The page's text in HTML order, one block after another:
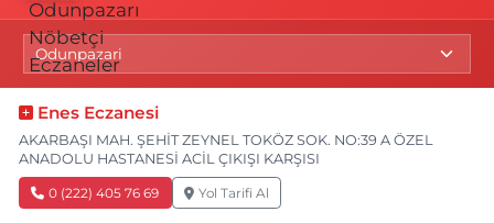
Enes Eczanesi
AKARBAŞI MAH. ŞEHİT ZEYNEL TOKÖZ SOK. NO:39 A ÖZEL
ANADOLU HASTANESİ ACİL ÇIKIŞI KARŞISI
0 (222) 405 76 69 Yol Tarifi Al